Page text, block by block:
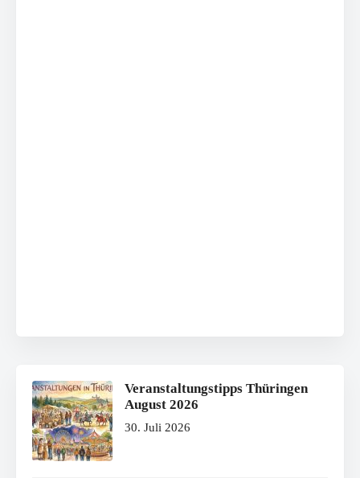
Veranstaltungstipps Thüringen
August 2026
30. Juli 2026